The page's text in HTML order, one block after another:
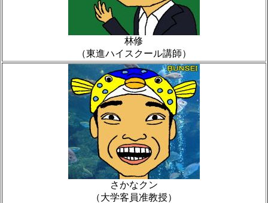
林修
（東進ハイスクール講師）
さかなクン
（大学客員准教授）